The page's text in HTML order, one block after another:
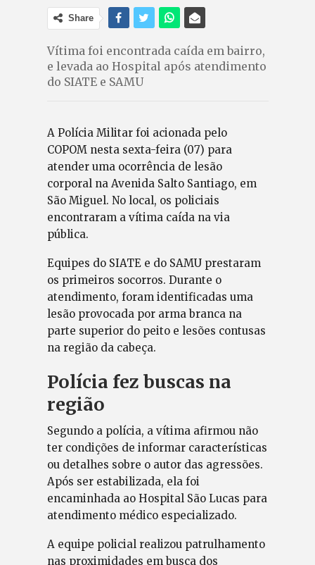
Share
Vítima foi encontrada caída em bairro,
e levada ao Hospital após atendimento
do SIATE e SAMU
A Polícia Militar foi acionada pelo
COPOM nesta sexta-feira (07) para
atender uma ocorrência de lesão
corporal na Avenida Salto Santiago, em
São Miguel. No local, os policiais
encontraram a vítima caída na via
pública.
Equipes do SIATE e do SAMU prestaram
os primeiros socorros. Durante o
atendimento, foram identificadas uma
lesão provocada por arma branca na
parte superior do peito e lesões contusas
na região da cabeça.
Polícia fez buscas na
região
Segundo a polícia, a vítima afirmou não
ter condições de informar características
ou detalhes sobre o autor das agressões.
Após ser estabilizada, ela foi
encaminhada ao Hospital São Lucas para
atendimento médico especializado.
A equipe policial realizou patrulhamento
nas proximidades em busca dos